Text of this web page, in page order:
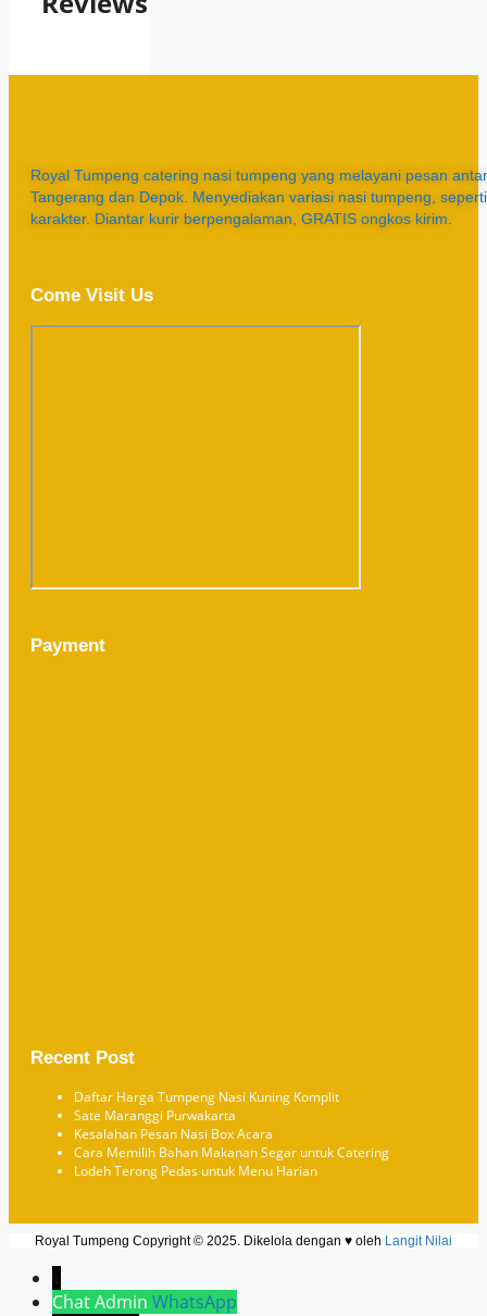
Royal Tumpeng catering nasi tumpeng yang melayani pesan
Tangerang dan Depok. Menyediakan variasi nasi tumpeng,
karakter. Diantar kurir berpengalaman, GRATIS ongkos kirim.
Come Visit Us
Payment
Recent Post
Daftar Harga Tumpeng Nasi Kuning Komplit
Sate Maranggi Purwakarta
Kesalahan Pesan Nasi Box Acara
Cara Memilih Bahan Makanan Segar untuk Catering
Lodeh Terong Pedas untuk Menu Harian
Royal Tumpeng Copyright © 2025. Dikelola dengan ♥ oleh Langit Nilai
↓
Chat Admin WhatsApp